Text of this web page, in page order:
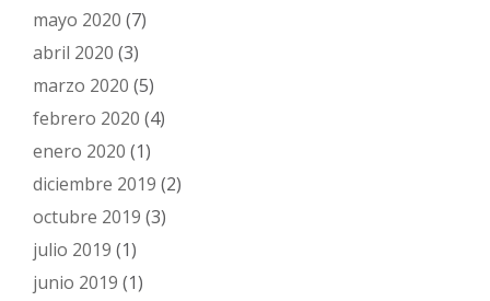
mayo 2020 (7)
abril 2020 (3)
marzo 2020 (5)
febrero 2020 (4)
enero 2020 (1)
diciembre 2019 (2)
octubre 2019 (3)
julio 2019 (1)
junio 2019 (1)